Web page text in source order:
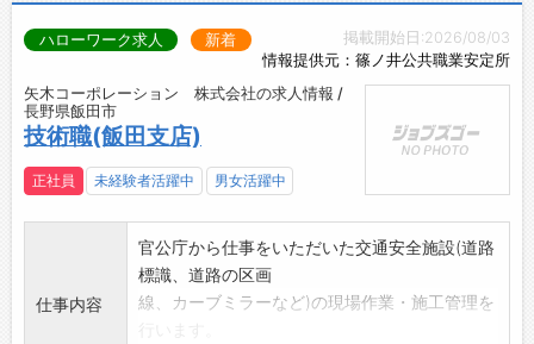
「信州の大地と生きる」「本物志向」をコンセ
プトに素材、製法に拘った商品開発を進める食
品製造部門では、信州の果物を活かした生シロ
ップ、信州産の豚肉をこんがり炙った炙り塩豚
まんなど社内から生まれたアイデアを大切に商
品化へと繋げております。
かけた高純度な氷を生産しています。
当社は地球温暖化等、環境に対する拘りを強く
持っており、継続的に設備を環境配慮型の最新
掲載開始日:2026/08/03
情報提供元：篠ノ井公共職業安定所
ハローワーク求人 新着
矢木コーポレーション 株式会社の求人情報 /
長野県飯田市
技術職(飯田支店)
正社員 未経験者活躍中 男女活躍中
仕事内容
官公庁から仕事をいただいた交通安全施設(道路
標識、道路の区画
線、カーブミラーなど)の現場作業・施工管理を